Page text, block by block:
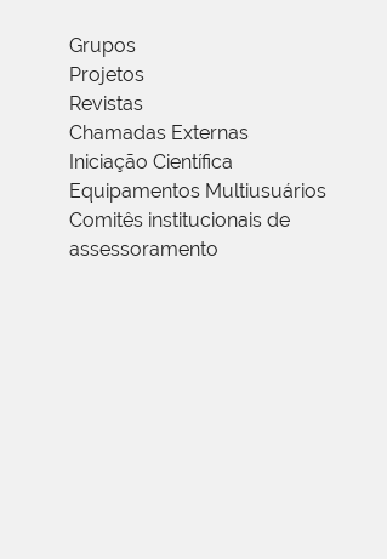
Grupos
Projetos
Revistas
Chamadas Externas
Iniciação Científica
Equipamentos Multiusuários
Comitês institucionais de
assessoramento